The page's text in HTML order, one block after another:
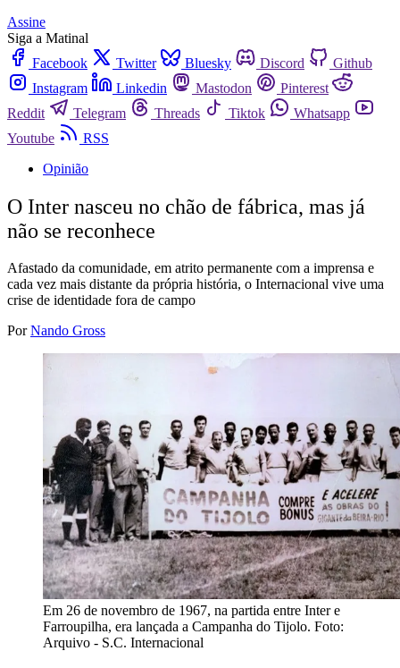
Assine
Siga a Matinal
Facebook
Twitter Bluesky Discord
Github
Instagram
Linkedin Mastodon
Pinterest
Reddit
Telegram Threads Tiktok
Whatsapp
Youtube
RSS
Opinião
O Inter nasceu no chão de fábrica, mas já
não se reconhece
Afastado da comunidade, em atrito permanente com a imprensa e
cada vez mais distante da própria história, o Internacional vive uma
crise de identidade fora de campo
Por Nando Gross
Em 26 de novembro de 1967, na partida entre Inter e
Farroupilha, era lançada a Campanha do Tijolo. Foto:
Arquivo - S.C. Internacional